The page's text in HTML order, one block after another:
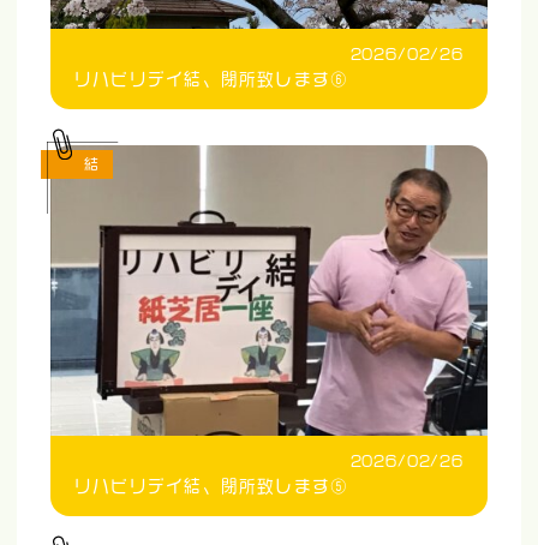
2026/02/26
リハビリデイ結、閉所致します⑥
2026/02/26
リハビリデイ結、閉所致します⑤
結